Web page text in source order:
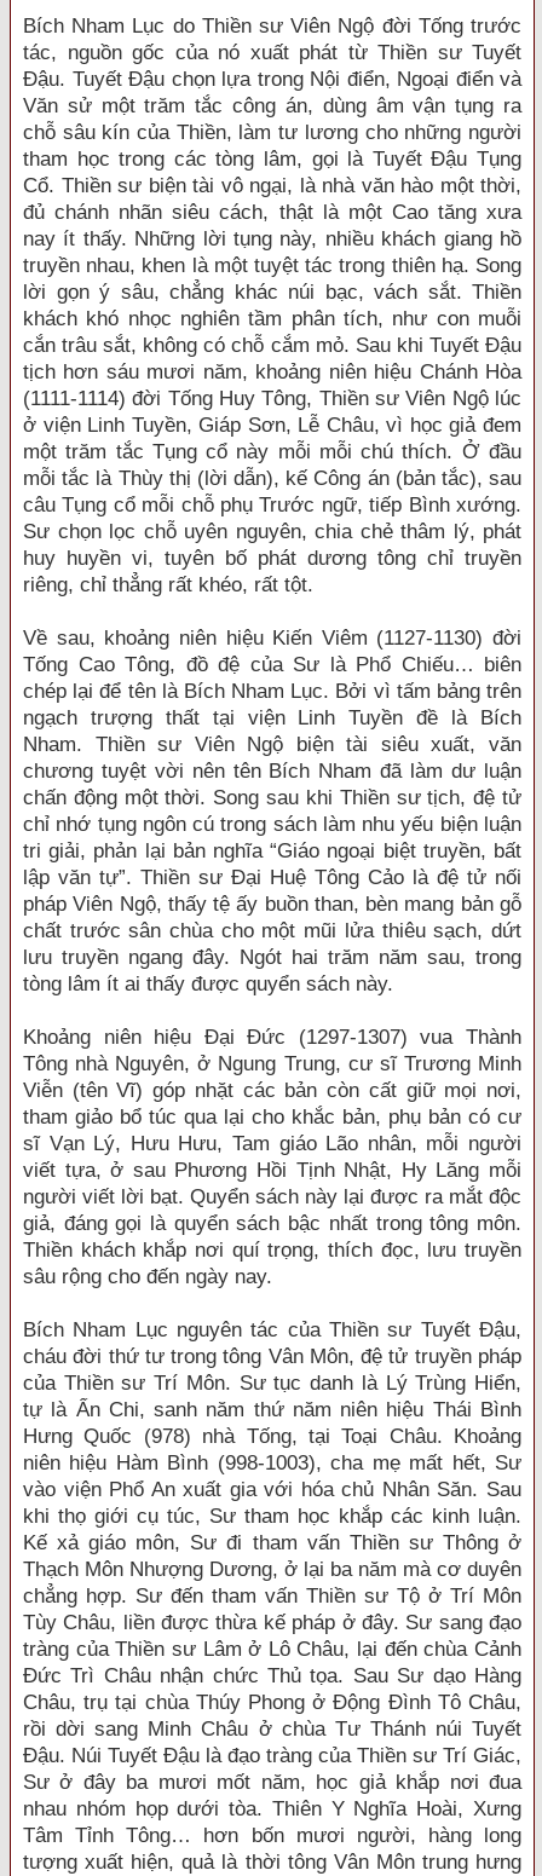
Bích Nham Lục do Thiền sư Viên Ngộ đời Tống trước
tác, nguồn gốc của nó xuất phát từ Thiền sư Tuyết
Đậu. Tuyết Đậu chọn lựa trong Nội điển, Ngoại điển và
Văn sử một trăm tắc công án, dùng âm vận tụng ra
chỗ sâu kín của Thiền, làm tư lương cho những người
tham học trong các tòng lâm, gọi là Tuyết Đậu Tụng
Cổ. Thiền sư biện tài vô ngại, là nhà văn hào một thời,
đủ chánh nhãn siêu cách, thật là một Cao tăng xưa
nay ít thấy. Những lời tụng này, nhiều khách giang hồ
truyền nhau, khen là một tuyệt tác trong thiên hạ. Song
lời gọn ý sâu, chẳng khác núi bạc, vách sắt. Thiền
khách khó nhọc nghiên tầm phân tích, như con muỗi
cắn trâu sắt, không có chỗ cắm mỏ. Sau khi Tuyết Đậu
tịch hơn sáu mươi năm, khoảng niên hiệu Chánh Hòa
(1111-1114) đời Tống Huy Tông, Thiền sư Viên Ngộ lúc
ở viện Linh Tuyền, Giáp Sơn, Lễ Châu, vì học giả đem
một trăm tắc Tụng cổ này mỗi mỗi chú thích. Ở đầu
mỗi tắc là Thùy thị (lời dẫn), kế Công án (bản tắc), sau
câu Tụng cổ mỗi chỗ phụ Trước ngữ, tiếp Bình xướng.
Sư chọn lọc chỗ uyên nguyên, chia chẻ thâm lý, phát
huy huyền vi, tuyên bố phát dương tông chỉ truyền
riêng, chỉ thẳng rất khéo, rất tột.
Về sau, khoảng niên hiệu Kiến Viêm (1127-1130) đời
Tống Cao Tông, đồ đệ của Sư là Phổ Chiếu… biên
chép lại để tên là Bích Nham Lục. Bởi vì tấm bảng trên
ngạch trượng thất tại viện Linh Tuyền đề là Bích
Nham. Thiền sư Viên Ngộ biện tài siêu xuất, văn
chương tuyệt vời nên tên Bích Nham đã làm dư luận
chấn động một thời. Song sau khi Thiền sư tịch, đệ tử
chỉ nhớ tụng ngôn cú trong sách làm nhu yếu biện luận
tri giải, phản lại bản nghĩa “Giáo ngoại biệt truyền, bất
lập văn tự”. Thiền sư Đại Huệ Tông Cảo là đệ tử nối
pháp Viên Ngộ, thấy tệ ấy buồn than, bèn mang bản gỗ
chất trước sân chùa cho một mũi lửa thiêu sạch, dứt
lưu truyền ngang đây. Ngót hai trăm năm sau, trong
tòng lâm ít ai thấy được quyển sách này.
Khoảng niên hiệu Đại Đức (1297-1307) vua Thành
Tông nhà Nguyên, ở Ngung Trung, cư sĩ Trương Minh
Viễn (tên Vĩ) góp nhặt các bản còn cất giữ mọi nơi,
tham giảo bổ túc qua lại cho khắc bản, phụ bản có cư
sĩ Vạn Lý, Hưu Hưu, Tam giáo Lão nhân, mỗi người
viết tựa, ở sau Phương Hồi Tịnh Nhật, Hy Lăng mỗi
người viết lời bạt. Quyển sách này lại được ra mắt độc
giả, đáng gọi là quyển sách bậc nhất trong tông môn.
Thiền khách khắp nơi quí trọng, thích đọc, lưu truyền
sâu rộng cho đến ngày nay.
Bích Nham Lục nguyên tác của Thiền sư Tuyết Đậu,
cháu đời thứ tư trong tông Vân Môn, đệ tử truyền pháp
của Thiền sư Trí Môn. Sư tục danh là Lý Trùng Hiển,
tự là Ẩn Chi, sanh năm thứ năm niên hiệu Thái Bình
Hưng Quốc (978) nhà Tống, tại Toại Châu. Khoảng
niên hiệu Hàm Bình (998-1003), cha mẹ mất hết, Sư
vào viện Phổ An xuất gia với hóa chủ Nhân Săn. Sau
khi thọ giới cụ túc, Sư tham học khắp các kinh luận.
Kế xả giáo môn, Sư đi tham vấn Thiền sư Thông ở
Thạch Môn Nhượng Dương, ở lại ba năm mà cơ duyên
chẳng hợp. Sư đến tham vấn Thiền sư Tộ ở Trí Môn
Tùy Châu, liền được thừa kế pháp ở đây. Sư sang đạo
tràng của Thiền sư Lâm ở Lô Châu, lại đến chùa Cảnh
Đức Trì Châu nhận chức Thủ tọa. Sau Sư dạo Hàng
Châu, trụ tại chùa Thúy Phong ở Động Đình Tô Châu,
rồi dời sang Minh Châu ở chùa Tư Thánh núi Tuyết
Đậu. Núi Tuyết Đậu là đạo tràng của Thiền sư Trí Giác,
Sư ở đây ba mươi mốt năm, học giả khắp nơi đua
nhau nhóm họp dưới tòa. Thiên Y Nghĩa Hoài, Xưng
Tâm Tỉnh Tông… hơn bốn mươi người, hàng long
tượng xuất hiện, quả là thời tông Vân Môn trung hưng